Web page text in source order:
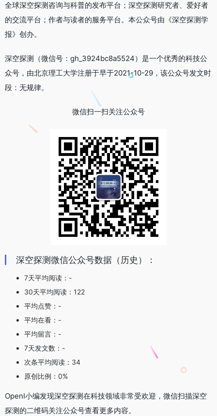
全球深空探测咨询与科普的发布平台；深空探测研究者、爱好者
的交流平台；作者与读者的服务平台。本公众号由《深空探测学
报》创办。
深空探测（微信号：gh_3924bc8a5524）是一个优秀的科技公
众号，由北京理工大学注册于早于2021-10-29，该公众号发文时
段：无规律。
微信扫一扫关注公众号
深空探测微信公众号数据（历史）：
7天平均阅读：-
30天平均阅读：122
平均点赞：-
平均在看：-
平均留言：-
7天发文数：-
次条平均阅读：34
原创比例：0%
OpenI小编发现深空探测在科技领域非常受欢迎，微信扫描深空
探测的二维码关注公众号查看更多内容。